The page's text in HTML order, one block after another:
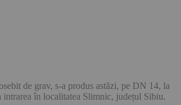
de grav, s-a produs astăzi, pe DN 14, la
în localitatea Slimnic, județul Sibiu.